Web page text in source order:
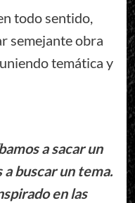
todo sentido,
semejante obra
temática y
a sacar un
buscar un tema.
en las